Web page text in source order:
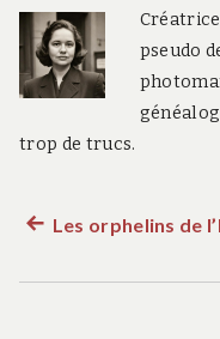
pseudo
trop de trucs.
Article
Les orphelins de